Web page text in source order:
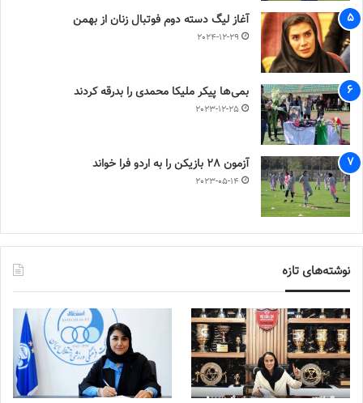
آغاز لیگ دسته دوم فوتبال زنان از بهمن
2024-12-29
بمی‌ها پیکر ملیکا محمدی را بدرقه کردند
2023-12-25
آزمون 28 بازیکن را به اردو فرا خواند
2023-05-14
نوشته‌های تازه